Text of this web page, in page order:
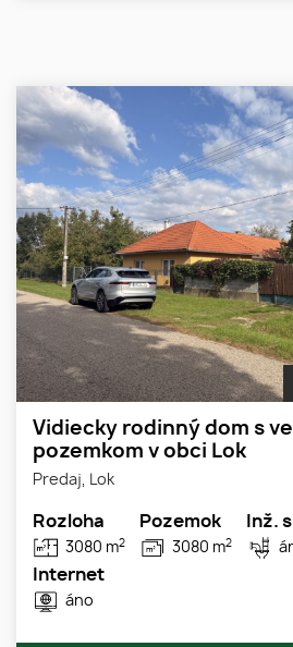
Vidiecky rodinný dom s
pozemkom v obci Lok
Predaj, Lok
Rozloha
3080 m2
Pozemok
3080 m2
Inž.
Internet
áno